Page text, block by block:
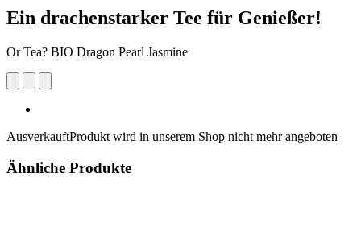
Ein drachenstarker Tee für Genießer!
Or Tea? BIO Dragon Pearl Jasmine
AusverkauftProdukt wird in unserem Shop nicht mehr angeboten
Ähnliche Produkte